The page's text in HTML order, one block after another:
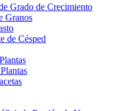
Grado de Crecimiento
Granos
de Césped